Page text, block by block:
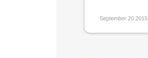
September 20 2015